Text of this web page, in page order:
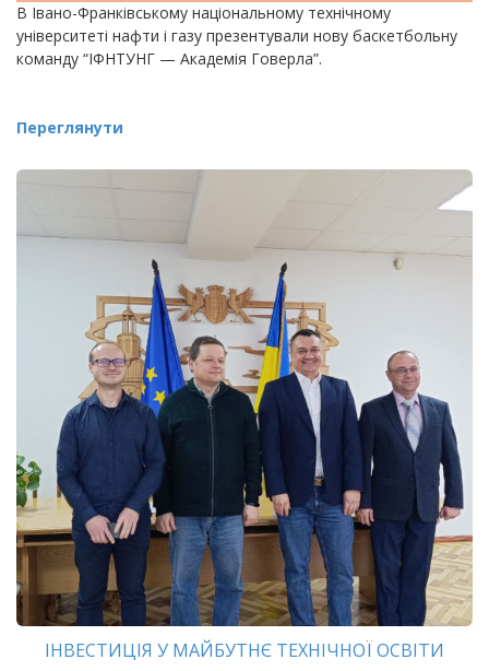
В Івано-Франківському національному технічному
університеті нафти і газу презентували нову баскетбольну
команду “ІФНТУНГ — Академія Говерла”.
Переглянути
ІНВЕСТИЦІЯ У МАЙБУТНЄ ТЕХНІЧНОЇ ОСВІТИ